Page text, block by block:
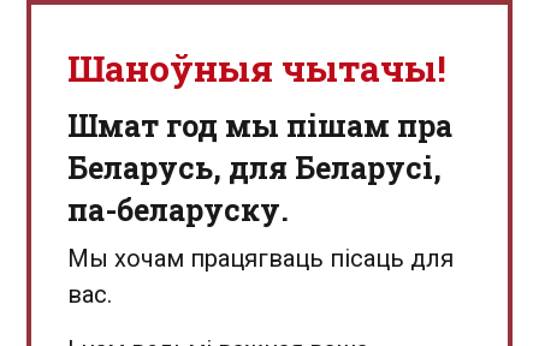
Шаноўныя чытачы!
Шмат год мы пішам пра
Беларусь, для Беларусі,
па-беларуску.
Мы хочам працягваць пісаць для
вас.